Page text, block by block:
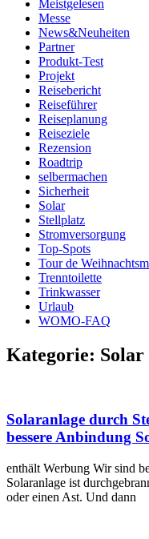
Meistgelesen
Messe
News&Neuheiten
Partner
Produkt-Test
Projekt
Reisebericht
Reiseführer
Reiseplanung
Reiseziele
Rezension
Roadtrip
selbermachen
Sicherheit
Solar
Stellplatz
Stromversorgung
Top-Spots
Tour de
Trenntoilette
Trinkwasser
Urlaub
WOMO-FAQ
Kategorie: Solar
Solaranlage durch
bessere Anbindung
enthält Werbung Wir sind
Solaranlage ist
oder einen Ast. Und dann